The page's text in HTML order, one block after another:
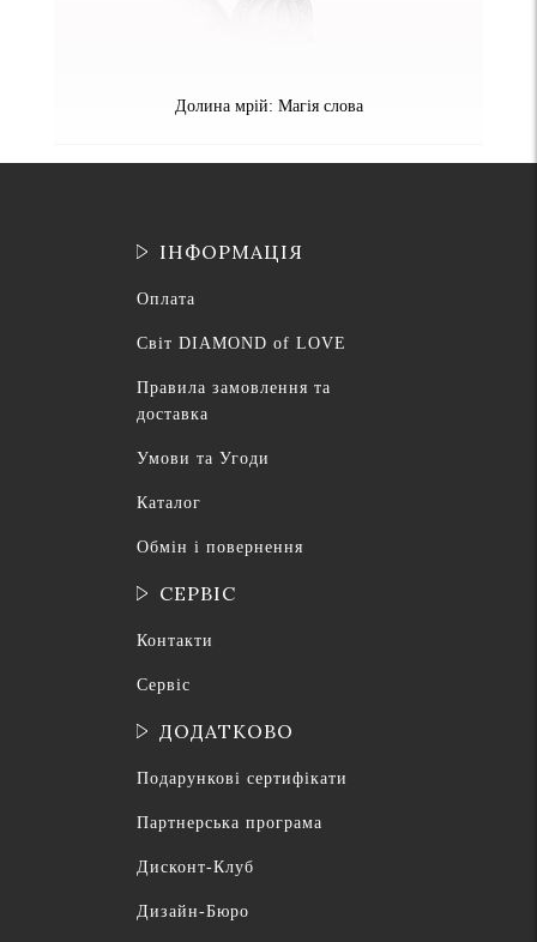
Долина мрій: Магія слова
ІНФОРМАЦІЯ
Оплата
Світ DIAMOND of LOVE
Правила замовлення та
доставка
Умови та Угоди
Каталог
Обмін і повернення
СЕРВІС
Контакти
Сервіс
ДОДАТКОВО
Подарункові сертифікати
Партнерська програма
Дисконт-Клуб
Дизайн-Бюро